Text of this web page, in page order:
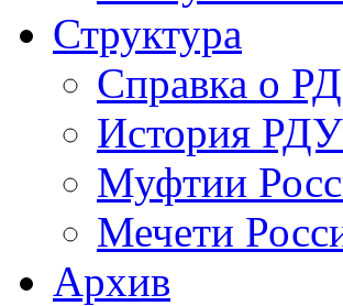
Структура
Справка о
История
Муфтии
Мечети
Архив